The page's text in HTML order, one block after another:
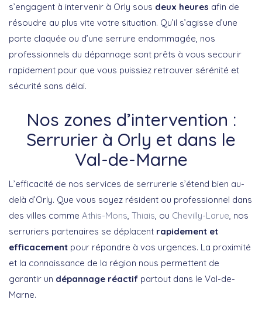
s’engagent à intervenir à Orly sous deux heures afin de
résoudre au plus vite votre situation. Qu’il s’agisse d’une
porte claquée ou d’une serrure endommagée, nos
professionnels du dépannage sont prêts à vous secourir
rapidement pour que vous puissiez retrouver sérénité et
sécurité sans délai.
Nos zones d’intervention :
Serrurier à Orly et dans le
Val-de-Marne
L’efficacité de nos services de serrurerie s’étend bien au-
delà d’Orly. Que vous soyez résident ou professionnel dans
des villes comme Athis-Mons Thiais , ou Chevilly-Larue , nos
serruriers partenaires se déplacent rapidement et
efficacement pour répondre à vos urgences. La proximité
et la connaissance de la région nous permettent de
garantir un dépannage réactif partout dans le Val-de-
Marne.